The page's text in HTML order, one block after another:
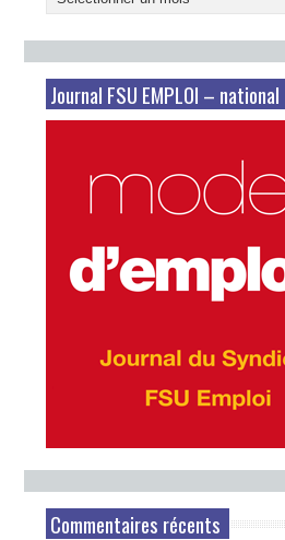
par
dates
Journal FSU EMPLOI – national
Commentaires récents